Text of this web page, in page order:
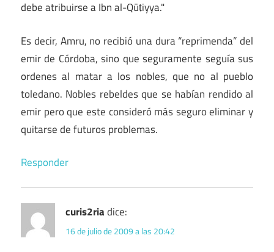
debe atribuirse a Ibn al-Qūṭiyya."
Es decir, Amru, no recibió una dura “reprimenda” del
emir de Córdoba, sino que seguramente seguía sus
ordenes al matar a los nobles, que no al pueblo
toledano. Nobles rebeldes que se habían rendido al
emir pero que este consideró más seguro eliminar y
quitarse de futuros problemas.
Responder
curis2riadice:
16 de julio de 2009 a las 20:42